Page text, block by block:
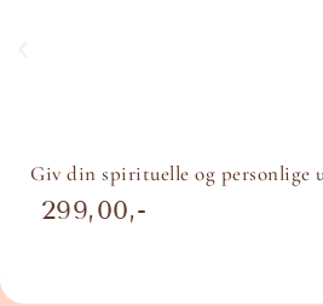
Giv din spirituelle og personlige
299,00